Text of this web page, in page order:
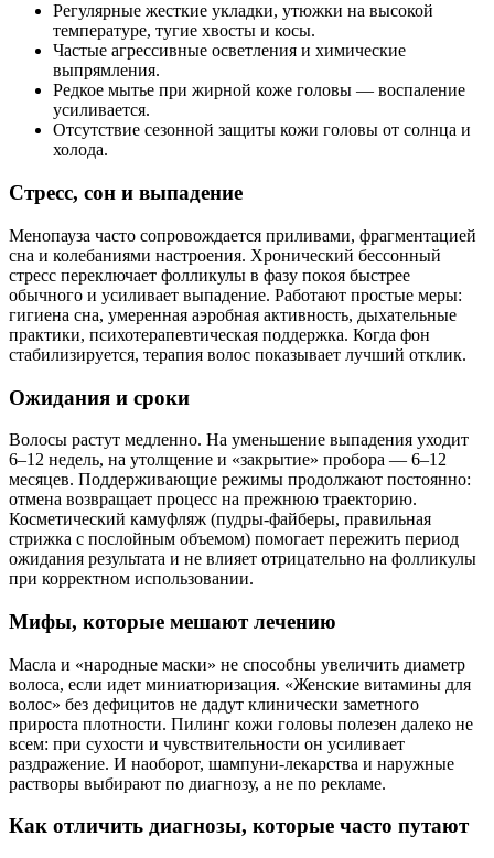
Регулярные жесткие укладки, утюжки на высокой
температуре, тугие хвосты и косы.
Частые агрессивные осветления и химические
выпрямления.
Редкое мытье при жирной коже головы — воспаление
усиливается.
Отсутствие сезонной защиты кожи головы от солнца и
холода.
Стресс, сон и выпадение
Менопауза часто сопровождается приливами, фрагментацией
сна и колебаниями настроения. Хронический бессонный
стресс переключает фолликулы в фазу покоя быстрее
обычного и усиливает выпадение. Работают простые меры:
гигиена сна, умеренная аэробная активность, дыхательные
практики, психотерапевтическая поддержка. Когда фон
стабилизируется, терапия волос показывает лучший отклик.
Ожидания и сроки
Волосы растут медленно. На уменьшение выпадения уходит
6–12 недель, на утолщение и «закрытие» пробора — 6–12
месяцев. Поддерживающие режимы продолжают постоянно:
отмена возвращает процесс на прежнюю траекторию.
Косметический камуфляж (пудры‑файберы, правильная
стрижка с послойным объемом) помогает пережить период
ожидания результата и не влияет отрицательно на фолликулы
при корректном использовании.
Мифы, которые мешают лечению
Масла и «народные маски» не способны увеличить диаметр
волоса, если идет миниатюризация. «Женские витамины для
волос» без дефицитов не дадут клинически заметного
прироста плотности. Пилинг кожи головы полезен далеко не
всем: при сухости и чувствительности он усиливает
раздражение. И наоборот, шампуни‑лекарства и наружные
растворы выбирают по диагнозу, а не по рекламе.
Как отличить диагнозы, которые часто путают